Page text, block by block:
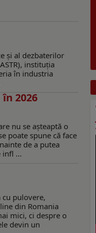
și al dezbaterilor
instituția
în industria
2026
nu se așteaptă o
poate spune că face
de a putea
infl ...
pulovere,
din Romania
mici, ci despre o
devin un